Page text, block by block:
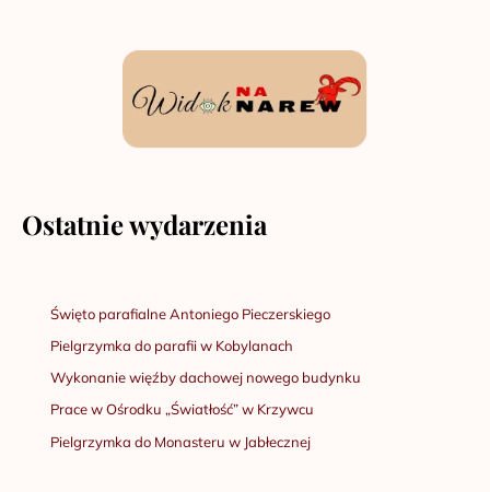
Ostatnie wydarzenia
Święto parafialne Antoniego Pieczerskiego
Pielgrzymka do parafii w Kobylanach
Wykonanie więźby dachowej nowego budynku
Prace w Ośrodku „Światłość” w Krzywcu
Pielgrzymka do Monasteru w Jabłecznej